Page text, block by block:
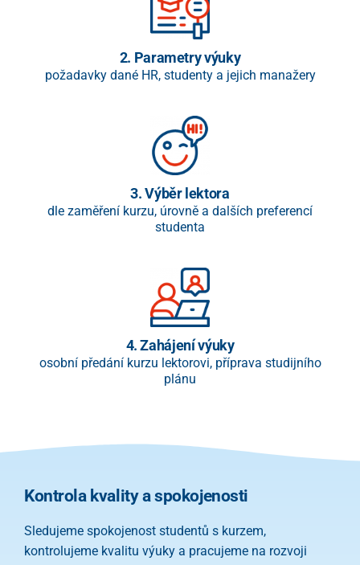
2. Parametry výuky
požadavky dané HR, studenty a jejich manažery
3. Výběr lektora
dle zaměření kurzu, úrovně a dalších preferencí
studenta
4. Zahájení výuky
osobní předání kurzu lektorovi, příprava studijního
plánu
Kontrola kvality a spokojenosti
Sledujeme spokojenost studentů s kurzem,
kontrolujeme kvalitu výuky a pracujeme na rozvoji